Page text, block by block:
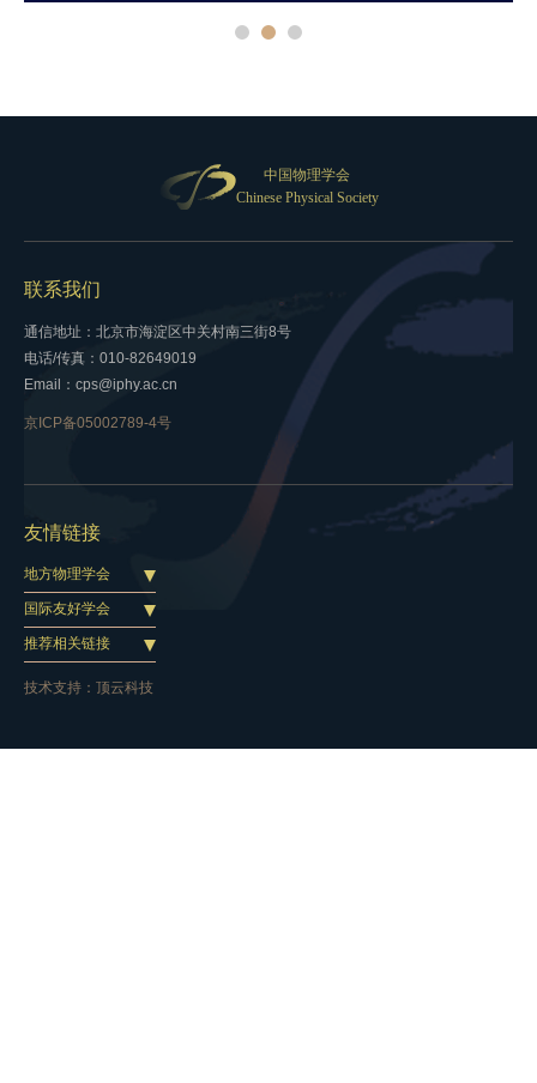
中国物理学会
Chinese Physical Society
联系我们
通信地址：北京市海淀区中关村南三街8号
电话/传真：010-82649019
Email：cps@iphy.ac.cn
京ICP备05002789-4号
友情链接
地方物理学会
国际友好学会
推荐相关链接
技术支持： 顶云科技